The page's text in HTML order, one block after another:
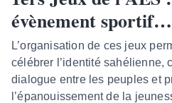
évènement sportif…
L’organisation de ces jeux
célébrer l’identité sahélienne,
dialogue entre les peuples et
l’épanouissement de la